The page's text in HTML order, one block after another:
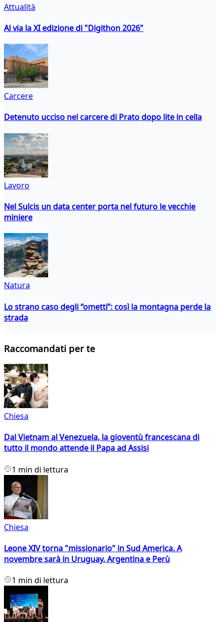
Attualità
Al via la XI edizione di "Digithon 2026"
Carcere
Detenuto ucciso nel carcere di Prato dopo lite in cella
Lavoro
Nel Sulcis un data center porta nel futuro le vecchie
miniere
Natura
Lo strano caso degli “ometti”: così la montagna perde la
strada
Raccomandati per te
Chiesa
Dal Vietnam al Venezuela, la gioventù francescana di
tutto il mondo attende il Papa ad Assisi
1 min di lettura
Chiesa
Leone XIV torna "missionario" in Sud America. A
novembre sarà in Uruguay, Argentina e Perù
1 min di lettura